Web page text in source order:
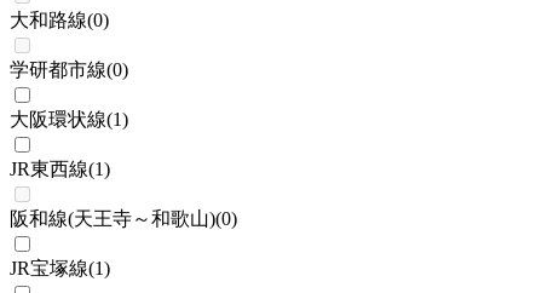
大和路線(0)
学研都市線(0)
大阪環状線(1)
JR東西線(1)
阪和線(天王寺～和歌山)(0)
JR宝塚線(1)